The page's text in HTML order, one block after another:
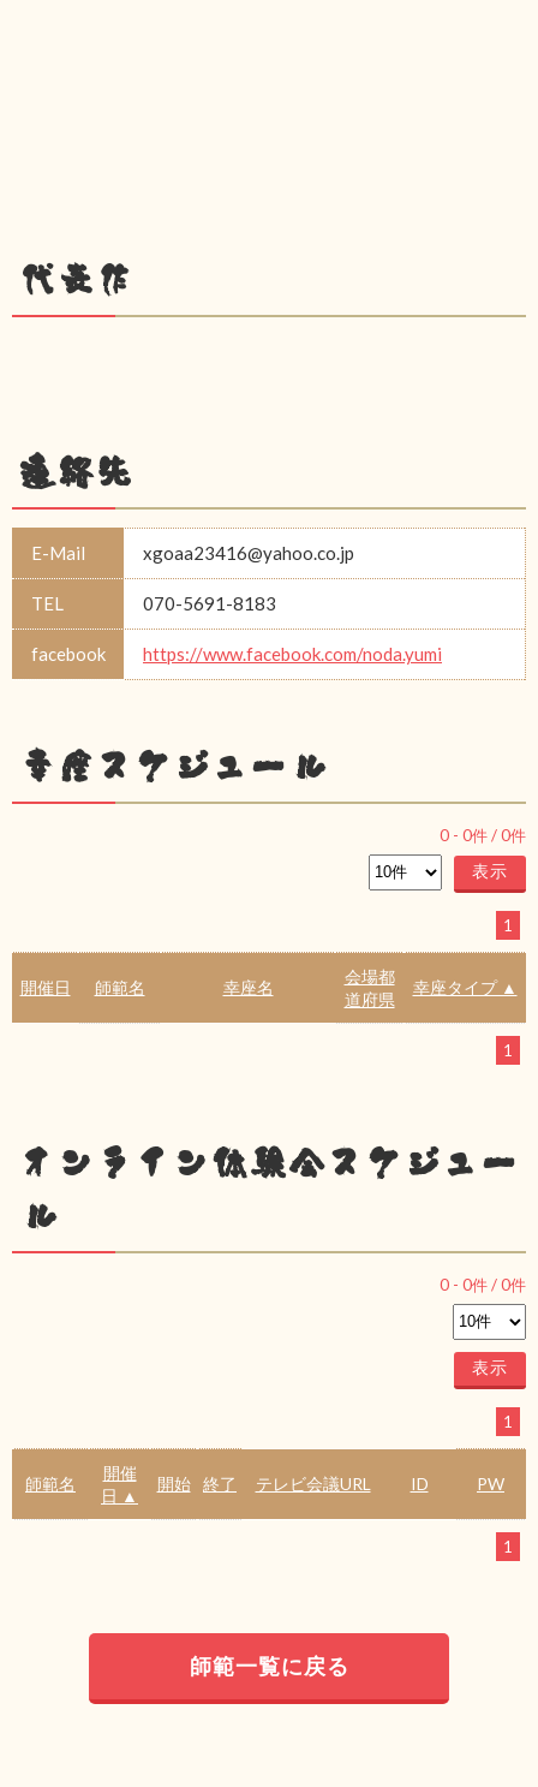
代表作
連絡先
E-Mail xgoaa23416@yahoo.co.jp
TEL 070-5691-8183
facebook https://www.facebook.com/noda.yumi
幸座スケジュール
0 - 0件 /0件
1
開催日 師範名 幸座名
会場都
道府県
幸座タイプ ▲
1
オンライン体験会スケジュー
ル
0 - 0件 /0件
1
師範名
開催
日 ▲
開始 終了 テレビ会議URL ID PW
1
師範一覧に戻る